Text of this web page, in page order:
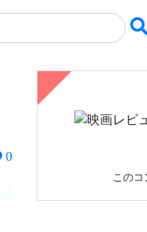
0
このコ